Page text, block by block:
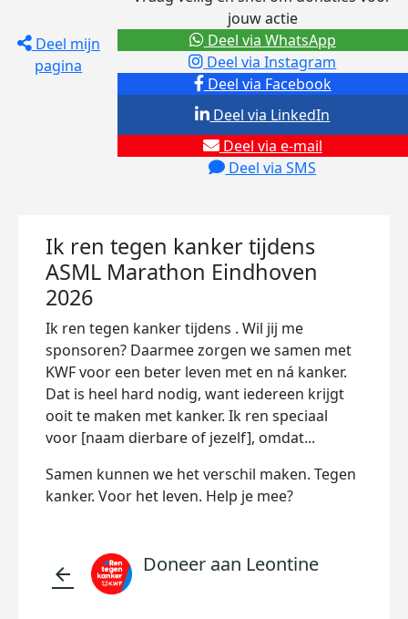
Deel mijn
pagina
jouw actie
Deel via Facebook
Deel via Instagram
Deel via e-mail
Deel via SMS
Deel via LinkedIn
Deel via WhatsApp
Ik ren tegen kanker tijdens
ASML Marathon Eindhoven
2026
Ik ren tegen kanker tijdens . Wil jij me
sponsoren? Daarmee zorgen we samen met
KWF voor een beter leven met en ná kanker.
Dat is heel hard nodig, want iedereen krijgt
ooit te maken met kanker. Ik ren speciaal
voor [naam dierbare of jezelf], omdat...
Samen kunnen we het verschil maken. Tegen
kanker. Voor het leven. Help je mee?
arrow_back Doneer aan Leontine